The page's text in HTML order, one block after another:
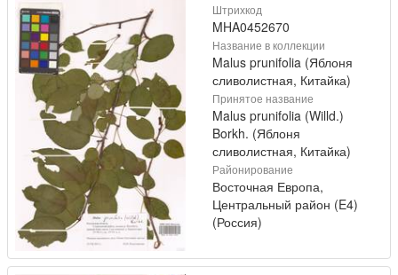
Штрихкод
MHA0452670
Название в коллекции
Malus prunifolia (Яблоня
сливолистная, Китайка)
Принятое название
Malus prunifolia (Willd.)
Borkh. (Яблоня
сливолистная, Китайка)
Районирование
Восточная Европа,
Центральный район (E4)
(Россия)